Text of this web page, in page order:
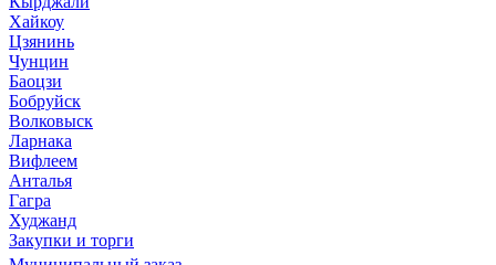
Хайкоу
Цзянинь
Чунцин
Баоцзи
Бобруйск
Волковыск
Ларнака
Вифлеем
Анталья
Гагра
Худжанд
Закупки и торги